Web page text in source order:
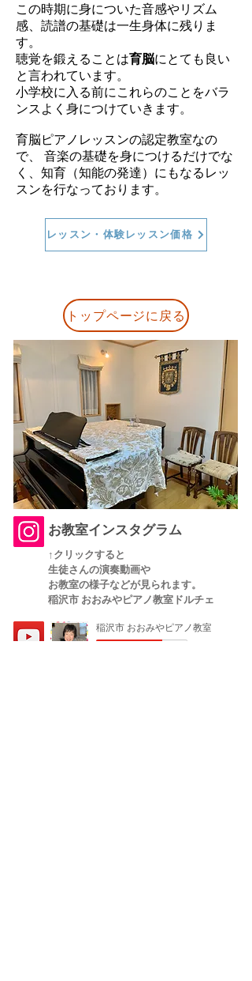
この時期に身についた音感やリズム
感、読譜の基礎は一生身体に残りま
す。
聴覚を鍛えることは育脳にとても良い
と言われています。
小学校に入る前にこれらのことをバラ
ンスよく身につけていきます。
育脳ピアノレッスンの認定教室なの
で、 音楽の基礎を身につけるだけでな
く、 知育（知能の発達）にもなるレッ
スンを行なっております。
レッスン・体験レッスン価格
トップページに戻る
お教室インスタグラム
↑クリックすると
生徒さんの演奏動画や
お教室の様子などが​見られます。
稲沢市 おおみやピアノ教室ドルチェ